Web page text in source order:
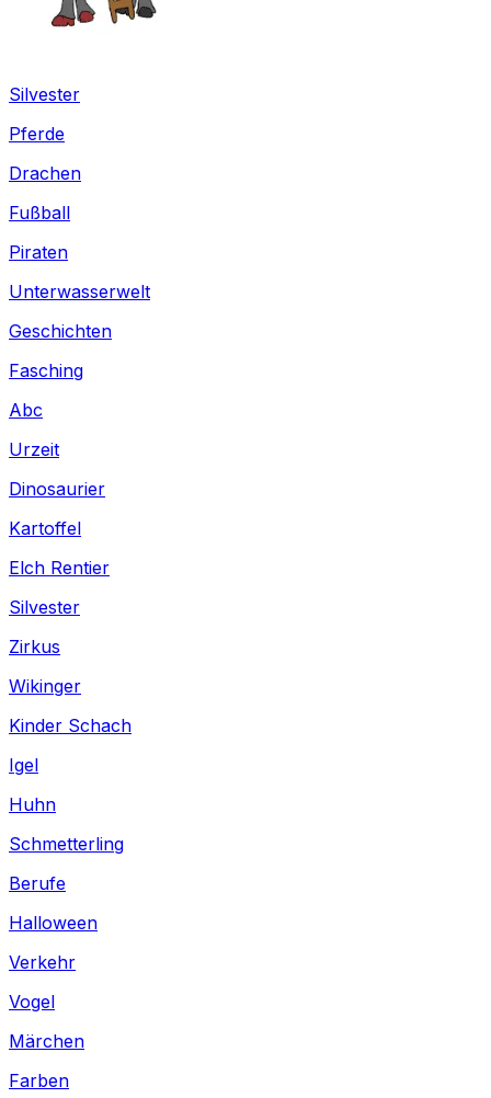
Silvester
Pferde
Drachen
Fußball
Piraten
Unterwasserwelt
Geschichten
Fasching
Abc
Urzeit
Dinosaurier
Kartoffel
Elch Rentier
Silvester
Zirkus
Wikinger
Kinder Schach
Igel
Huhn
Schmetterling
Berufe
Halloween
Verkehr
Vogel
Märchen
Farben